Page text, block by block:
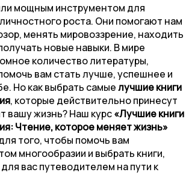
мощным инструментом для
роста. Они помогают нам
менять мировоззрение, находить
новые навыки. В мире
количество литературы,
вам стать лучше, успешнее и
Но как выбрать самыелучшие книги
, которые действительно принесут
вашу жизнь? Наш курс«Лучшие книги
Чтение, которое меняет жизнь»
того, чтобы помочь вам
многообразии и выбрать книги,
вас путеводителем на пути к